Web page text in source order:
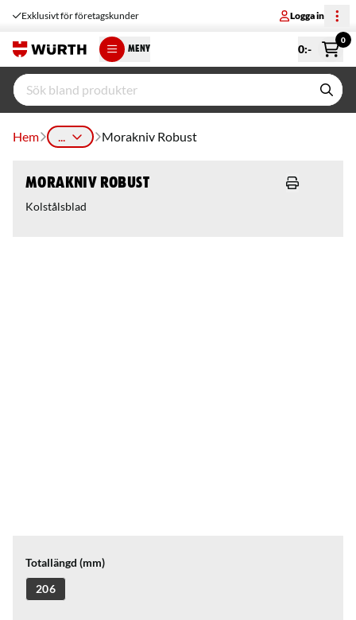
Exklusivt för företagskunder Logga in
MENY 0:-
0
Hem ... Morakniv Robust
Morakniv Robust
Kolstålsblad
Totallängd (mm)
206